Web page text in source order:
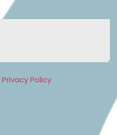
Privacy Policy